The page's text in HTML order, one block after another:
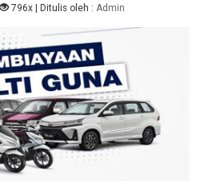
796x | Ditulis oleh :Admin